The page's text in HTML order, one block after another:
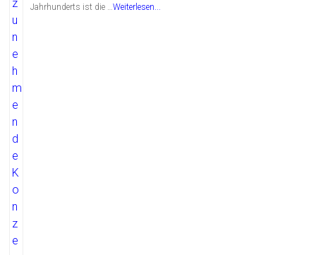
Jahrhunderts ist die …Weiterlesen...